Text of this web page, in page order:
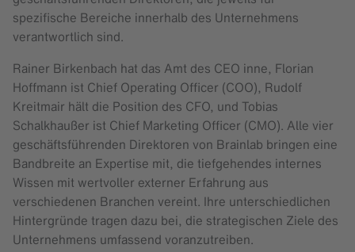
spezifische Bereiche innerhalb des Unternehmens
verantwortlich sind.
Rainer Birkenbach hat das Amt des CEO inne, Florian
Hoffmann ist Chief Operating Officer (COO), Rudolf
Kreitmair hält die Position des CFO, und Tobias
Schalkhaußer ist Chief Marketing Officer (CMO). Alle vier
geschäftsführenden Direktoren von Brainlab bringen eine
Bandbreite an Expertise mit, die tiefgehendes internes
Wissen mit wertvoller externer Erfahrung aus
verschiedenen Branchen vereint. Ihre unterschiedlichen
Hintergründe tragen dazu bei, die strategischen Ziele des
Unternehmens umfassend voranzutreiben.